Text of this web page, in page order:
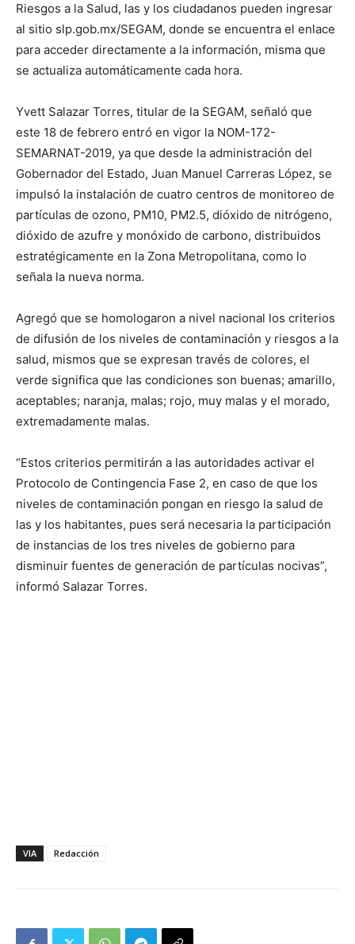
Riesgos a la Salud, las y los ciudadanos pueden ingresar
al sitio slp.gob.mx/SEGAM, donde se encuentra el enlace
para acceder directamente a la información, misma que
se actualiza automáticamente cada hora.
Yvett Salazar Torres, titular de la SEGAM, señaló que
este 18 de febrero entró en vigor la NOM-172-
SEMARNAT-2019, ya que desde la administración del
Gobernador del Estado, Juan Manuel Carreras López, se
impulsó la instalación de cuatro centros de monitoreo de
partículas de ozono, PM10, PM2.5, dióxido de nitrógeno,
dióxido de azufre y monóxido de carbono, distribuidos
estratégicamente en la Zona Metropolitana, como lo
señala la nueva norma.
Agregó que se homologaron a nivel nacional los criterios
de difusión de los niveles de contaminación y riesgos a la
salud, mismos que se expresan través de colores, el
verde significa que las condiciones son buenas; amarillo,
aceptables; naranja, malas; rojo, muy malas y el morado,
extremadamente malas.
“Estos criterios permitirán a las autoridades activar el
Protocolo de Contingencia Fase 2, en caso de que los
niveles de contaminación pongan en riesgo la salud de
las y los habitantes, pues será necesaria la participación
de instancias de los tres niveles de gobierno para
disminuir fuentes de generación de partículas nocivas”,
informó Salazar Torres.
VIA Redacción